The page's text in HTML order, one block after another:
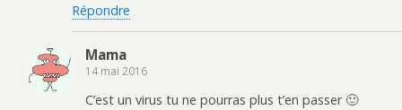
Répondre
Mama
14 mai 2016
C’est un virus tu ne pourras plus t’en passer 🙂